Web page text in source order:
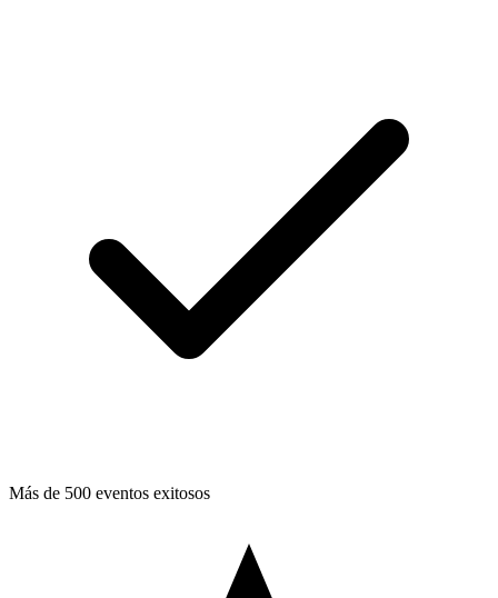
Más de 500 eventos exitosos